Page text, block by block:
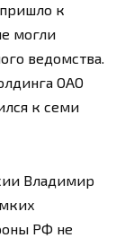
к
могли
ведомства.
ОАО
к семи
Владимир
РФ не